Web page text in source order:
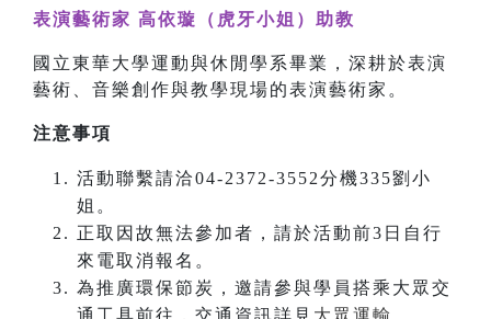
表演藝術家 高依璇（虎牙小姐）助教
國立東華大學運動與休閒學系畢業，深耕於表演
藝術、音樂創作與教學現場的表演藝術家。
注意事項
活動聯繫請洽04-2372-3552分機335劉小
姐。
正取因故無法參加者，請於活動前3日自行
來電取消報名。
為推廣環保節炭，邀請參與學員搭乘大眾交
通工具前往，交通資訊詳見 大眾運輸